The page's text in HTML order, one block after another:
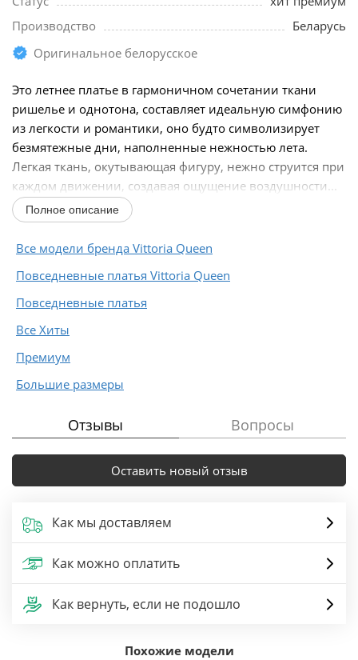
Производство
Беларусь
Оригинальное белорусское
Это летнее платье в гармоничном сочетании ткани
ришелье и однотона, составляет идеальную симфонию
из легкости и романтики, оно будто символизирует
безмятежные дни, наполненные нежностью лета.
Легкая ткань, окутывающая фигуру, нежно струится при
каждом движении, создавая ощущение воздушности...
Полное описание
Все модели бренда Vittoria Queen
Повседневные платья Vittoria Queen
Повседневные платья
Все Хиты
Премиум
Большие размеры
Отзывы Вопросы
Оставить новый отзыв
Как мы доставляем
Как можно оплатить
Как вернуть, если не подошло
Похожие модели